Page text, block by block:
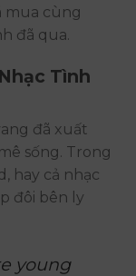
mua cùng
đã qua.
Tình
đã xuất
sống. Trong
hay cả nhạc
đôi bên ly
young